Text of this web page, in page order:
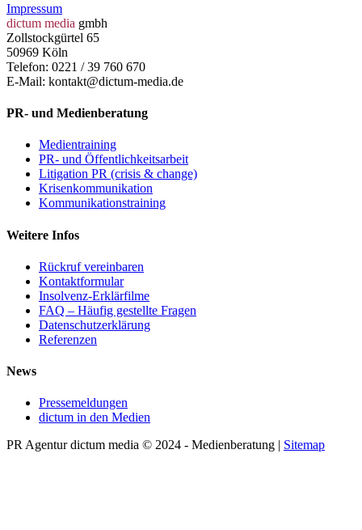
Impressum
dictum media gmbh
Zollstockgürtel 65
50969 Köln
Telefon: 0221 / 39 760 670
E-Mail: kontakt@dictum-media.de
PR- und Medienberatung
Medientraining
PR- und Öffentlichkeitsarbeit
Litigation PR (crisis & change)
Krisenkommunikation
Kommunikationstraining
Weitere Infos
Rückruf vereinbaren
Kontaktformular
Insolvenz-Erklärfilme
FAQ – Häufig gestellte Fragen
Datenschutzerklärung
Referenzen
News
Pressemeldungen
dictum in den Medien
PR Agentur dictum media © 2024 - Medienberatung | Sitemap